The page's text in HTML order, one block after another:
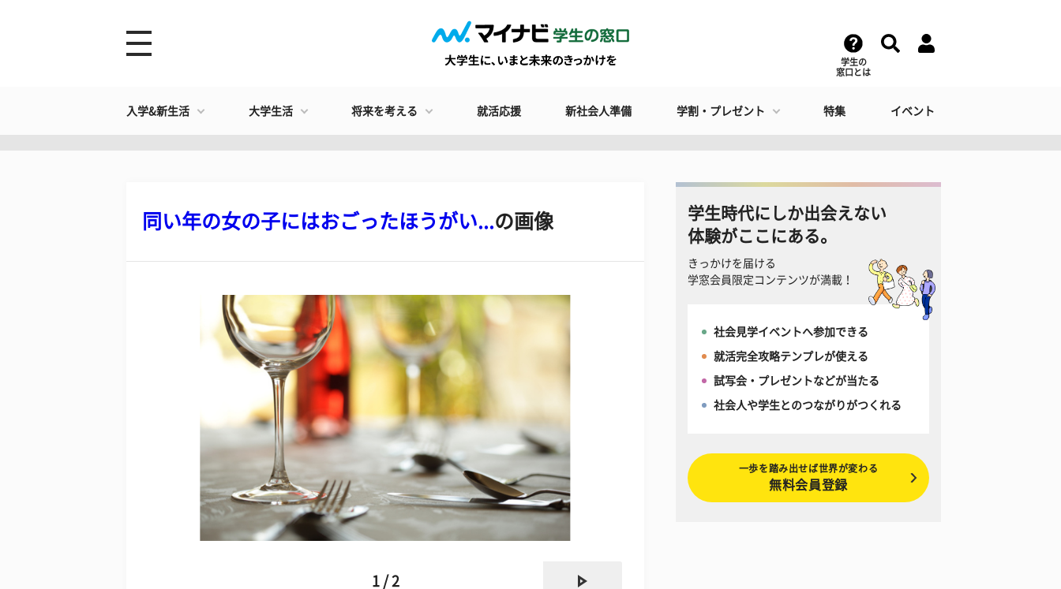
学生の
窓口とは
入学&新生活 大学生活 将来を考える 就活応援 新社会人準備 学割・プレゼント 特集 イベント
同い年の女の子にはおごったほうがい...の画像
1 / 2
学生時代にしか出会えない
体験がここにある。
きっかけを届ける
学窓会員限定コンテンツが満載！
社会見学イベントへ参加できる
就活完全攻略テンプレが使える
試写会・プレゼントなどが当たる
社会人や学生とのつながりがつくれる
一歩を踏み出せば世界が変わる
無料会員登録